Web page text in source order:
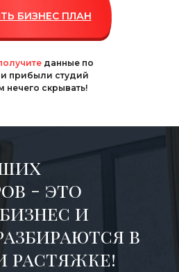
БИЗНЕС ПЛАН
данные по
и прибыли студий
нечего скрывать!
- это
и
в
растяжке!